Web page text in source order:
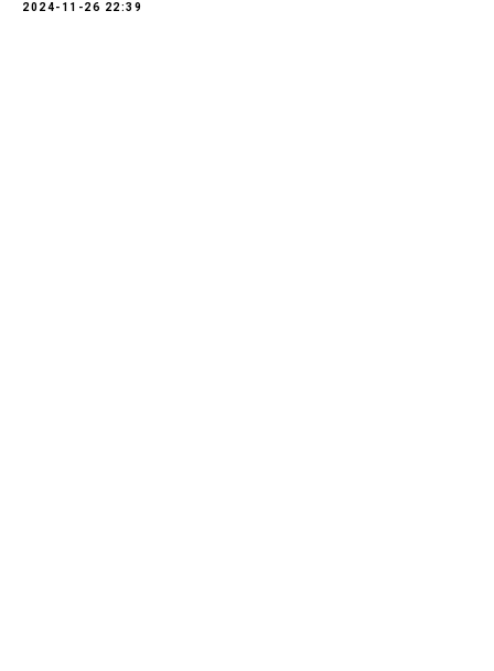
2024-11-26 22:39